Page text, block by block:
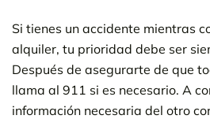
Si tienes un accidente mientras
alquiler, tu prioridad debe ser
Después de asegurarte de que
llama al 911 si es necesario. A
información necesaria del otro